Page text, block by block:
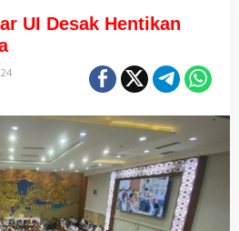
UI Desak Hentikan